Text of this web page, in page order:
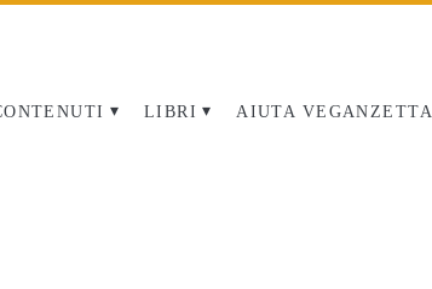
LIBRI AIUTA VEGANZETTA